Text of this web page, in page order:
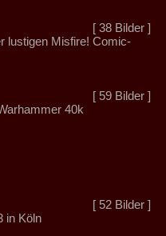
[ 38 Bilder ]
lustigen Misfire! Comic-
[ 59 Bilder ]
40k
[ 52 Bilder ]
in Köln